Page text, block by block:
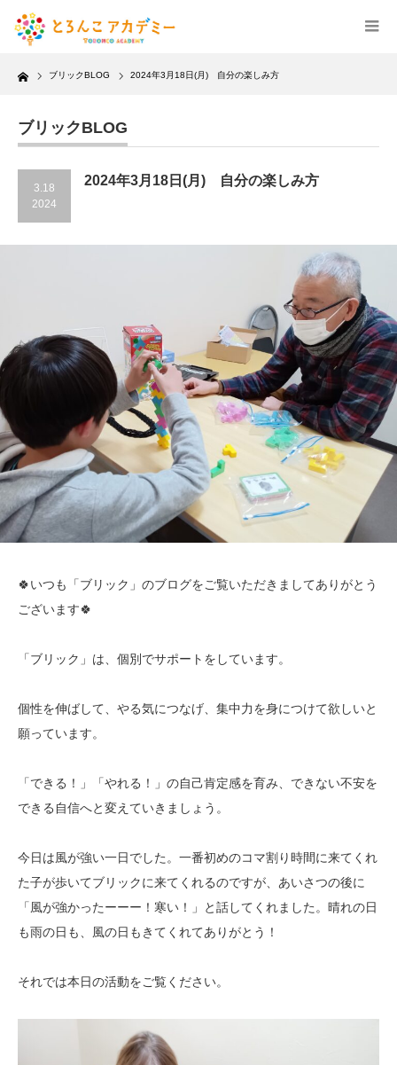
Home ブリックBLOG 2024年3月18日(月) 自分の楽しみ方
ブリックBLOG
3.18
2024
2024年3月18日(月) 自分の楽しみ方
🍀いつも「ブリック」のブログをご覧いただきましてありがとう
ございます🍀
「ブリック」は、個別でサポートをしています。
個性を伸ばして、やる気につなげ、集中力を身につけて欲しいと
願っています。
「できる！」「やれる！」の自己肯定感を育み、できない不安を
できる自信へと変えていきましょう。
今日は風が強い一日でした。一番初めのコマ割り時間に来てくれ
た子が歩いてブリックに来てくれるのですが、あいさつの後に
「風が強かったーーー！寒い！」と話してくれました。晴れの日
も雨の日も、風の日もきてくれてありがとう！
それでは本日の活動をご覧ください。